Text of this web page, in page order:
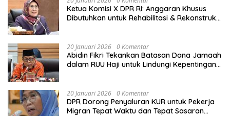
Ketua Komisi X DPR RI: Anggaran Khusus
Dibutuhkan untuk Rehabilitasi & Rekonstruksi
20 Januari 2026 0 Komentar
Abidin Fikri Tekankan Batasan Dana Jamaah
dalam RUU Haji untuk Lindungi Kepentingan
20 Januari 2026 0 Komentar
DPR Dorong Penyaluran KUR untuk Pekerja
Migran Tepat Waktu dan Tepat Sasaran